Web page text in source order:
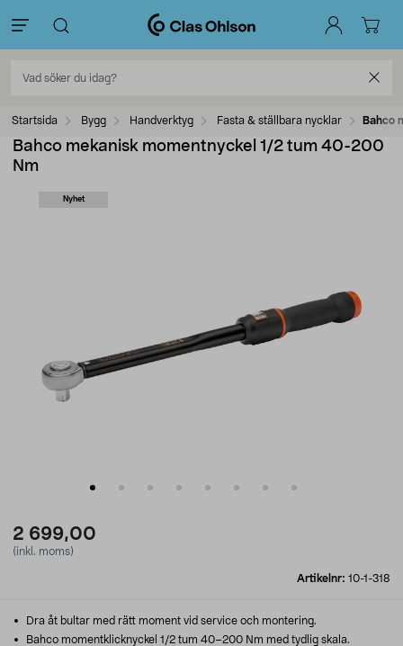
Startsida Bygg Handverktyg Fasta & ställbara nycklar Bahco
Bahco mekanisk momentnyckel 1/2 tum 40-200
Nm
Nyhet
2 699,00
(inkl. moms)
Artikelnr: 10-1-318
Dra åt bultar med rätt moment vid service och montering.
Bahco momentklicknyckel 1/2 tum 40–200 Nm med tydlig skala.